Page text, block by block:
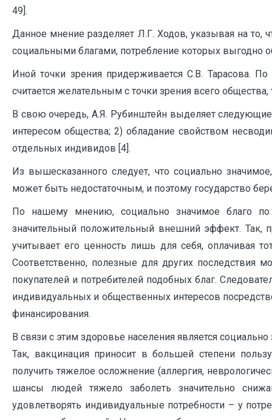
49].
Данное мнение разделяет Л.Г. Ходов, указывая на то,
социальными благами, потребление которых выгодно
Иной точки зрения придерживается С.В. Тарасова.
считается желательным с точки зрения всего
В свою очередь, А.Я. Рубинштейн выделяет следующие
интересом общества; 2) обладание свойством
отдельных индивидов [4].
Из вышесказанного следует, что социально
может быть недостаточным, и поэтому государство
По нашему мнению, социально значимое благо
значительный положительный внешний эффект. Так,
учитывает его ценность лишь для себя, оплачивая
Соответственно, полезные для других последствия
покупателей и потребителей подобных благ.
индивидуальных и общественных интересов
финансирования.
В связи с этим здоровье населения является
Так, вакцинация приносит в большей степени
получить тяжелое осложнение (аллергия,
шансы людей тяжело заболеть значительно
удовлетворять индивидуальные потребности – у